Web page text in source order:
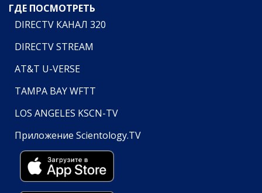
ГДЕ ПОСМОТРЕТЬ
DIRECTV КАНАЛ 320
DIRECTV STREAM
AT&T U-VERSE
TAMPA BAY WFTT
LOS ANGELES KSCN-TV
Приложение Scientology.TV